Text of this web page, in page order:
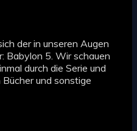
der in unseren Augen
Babylon 5. Wir schauen
durch die Serie und
und sonstige